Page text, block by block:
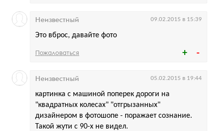
Это вброс, давайте фото
Неизвестный 09.02.2015 в 15:39
Пожаловаться
картинка с машиной поперек дороги на
"квадратных колесах" "отгрызанных"
дизайнером в фотошопе - поражает сознание.
Такой жути с 90-х не видел.
Неизвестный 05.02.2015 в 19:44